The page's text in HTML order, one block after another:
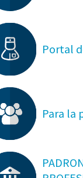
Portal
Para la